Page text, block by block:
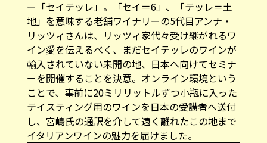
ー「セイテッレ」。「セイ＝6」、「テッレ＝土
地」を意味する老舗ワイナリーの5代目アンナ・
リッツィさんは、リッツィ家代々受け継がれるワ
イン愛を伝えるべく、まだセイテッレのワインが
輸入されていない未開の地、日本へ向けてセミナ
ーを開催することを決意。オンライン環境という
ことで、事前に20ミリリットルずつ小瓶に入った
テイスティング用のワインを日本の受講者へ送付
し、宮嶋氏の通訳を介して遠く離れたこの地まで
イタリアンワインの魅力を届けました。